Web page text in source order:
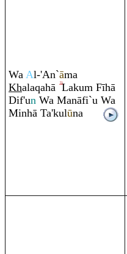
Wa Al-'An`āma
Khalaqahā Lakum Fīhā
Dif'un Wa Manāfi`u Wa
Minhā Ta'kulūna